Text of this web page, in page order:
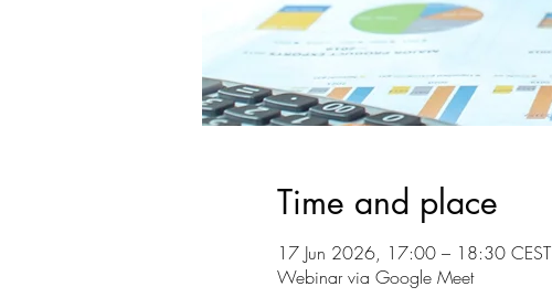
Time and place
17 Jun 2026, 17:00 – 18:30 CEST
Webinar via Google Meet